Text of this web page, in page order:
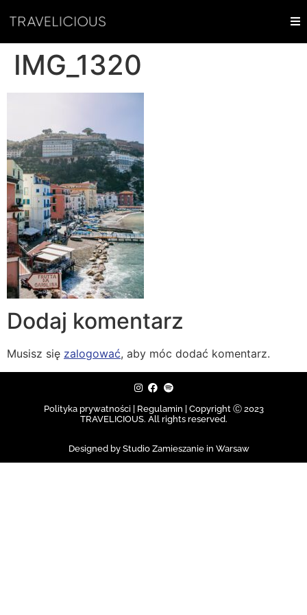
IMG_1320
Dodaj komentarz
Musisz się zalogować, aby móc dodać komentarz.
Polityka prywatności | Regulamin | Copyright Ⓒ 2023
TRAVELICIOUS. All rights reserved.
Designed by Studio Zamieszanie in Warsaw